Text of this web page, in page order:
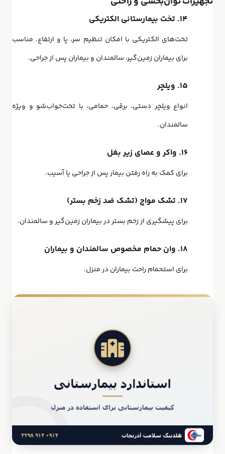
۱۴. تخت بیمارستانی الکتریکی
تخت‌های الکتریکی با امکان تنظیم سر، پا و ارتفاع. مناسب
برای بیماران زمین‌گیر، سالمندان و بیماران پس از جراحی.
۱۵. ویلچر
انواع ویلچر دستی، برقی، حمامی، با تخت‌خواب‌شو و ویژه
سالمندان.
۱۶. واکر و عصای زیر بغل
برای کمک به راه رفتن بیمار پس از جراحی یا آسیب.
۱۷. تشک مواج (تشک ضد زخم بستر)
برای پیشگیری از زخم بستر در بیماران زمین‌گیر و سالمندان.
۱۸. وان حمام مخصوص سالمندان و بیماران
برای استحمام راحت بیماران در منزل.